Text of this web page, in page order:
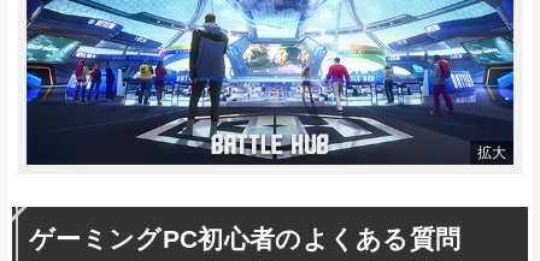
ゲーミングPC初心者のよくある質問